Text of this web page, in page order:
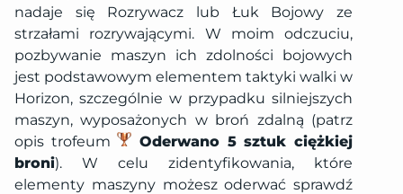
nadaje się Rozrywacz lub Łuk Bojowy ze
strzałami rozrywającymi. W moim odczuciu,
pozbywanie maszyn ich zdolności bojowych
jest podstawowym elementem taktyki walki w
Horizon, szczególnie w przypadku silniejszych
maszyn, wyposażonych w broń zdalną (patrz
opis trofeum
Oderwano 5 sztuk ciężkiej
broni). W celu zidentyfikowania, które
elementy maszyny możesz oderwać sprawdź